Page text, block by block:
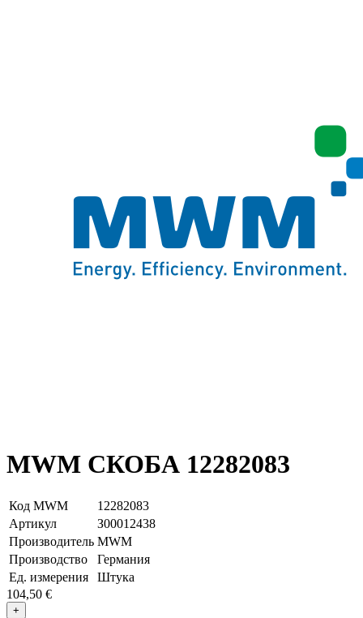
MWM СКОБА 12282083
Код MWM
12282083
Артикул
З00012438
Производитель MWM
Производство
Германия
Ед. измерения
Штука
104,50 €
+